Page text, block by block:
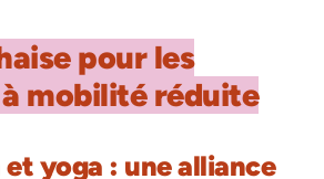
pour les
mobilité réduite
yoga : une alliance